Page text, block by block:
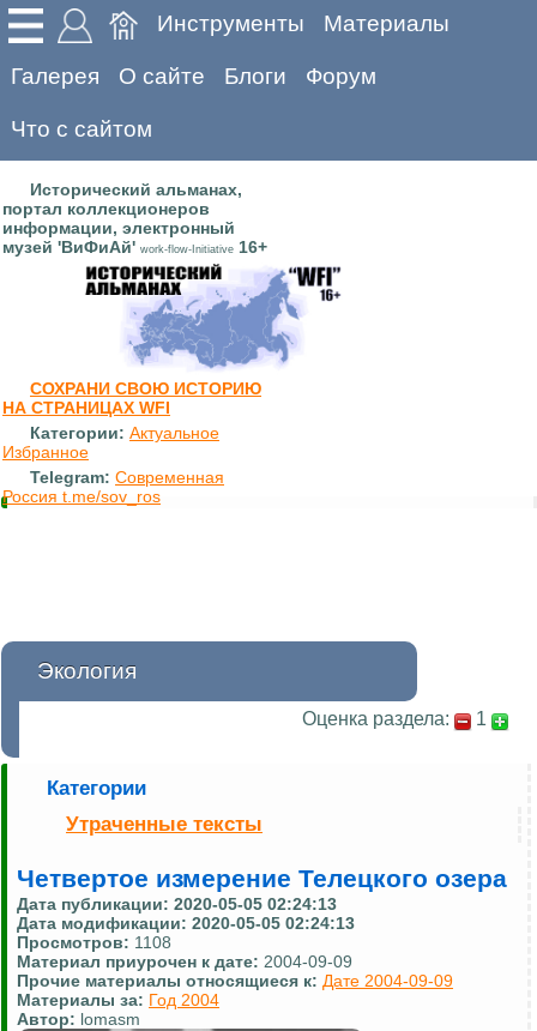
Инструменты Материалы
Галерея О сайте Блоги Форум
Что с сайтом
Исторический альманах,
портал коллекционеров
информации, электронный
музей 'ВиФиАй' work-flow-Initiative 16+
СОХРАНИ СВОЮ ИСТОРИЮ
НА СТРАНИЦАХ WFI
Категории: Актуальное
Избранное
Telegram: Современная
Россия t.me/sov_ros
Экология
Оценка раздела: 1
Категории
Утраченные тексты
Четвертое измерение Телецкого озера
Дата публикации: 2020-05-05 02:24:13
Дата модификации: 2020-05-05 02:24:13
Просмотров: 1108
Материал приурочен к дате: 2004-09-09
Прочие материалы относящиеся к: Дате 2004-09-09
Материалы за: Год 2004
Автор: lomasm